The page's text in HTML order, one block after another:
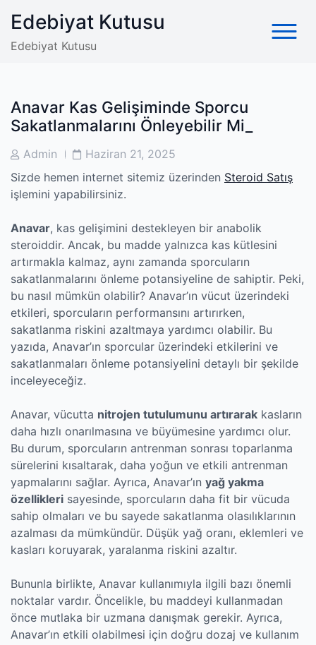
content
Edebiyat Kutusu
Edebiyat Kutusu
Anavar Kas Gelişiminde Sporcu
Sakatlanmalarını Önleyebilir Mi_
PostAdmin
PostHaziran 21, 2025
Sizde hemen internet sitemiz üzerinden Steroid Satış
işlemini yapabilirsiniz.
Anavar, kas gelişimini destekleyen bir anabolik
steroiddir. Ancak, bu madde yalnızca kas kütlesini
artırmakla kalmaz, aynı zamanda sporcuların
sakatlanmalarını önleme potansiyeline de sahiptir. Peki,
bu nasıl mümkün olabilir? Anavar’ın vücut üzerindeki
etkileri, sporcuların performansını artırırken,
sakatlanma riskini azaltmaya yardımcı olabilir. Bu
yazıda, Anavar’ın sporcular üzerindeki etkilerini ve
sakatlanmaları önleme potansiyelini detaylı bir şekilde
inceleyeceğiz.
Anavar, vücutta nitrojen tutulumunu artırarak kasların
daha hızlı onarılmasına ve büyümesine yardımcı olur.
Bu durum, sporcuların antrenman sonrası toparlanma
sürelerini kısaltarak, daha yoğun ve etkili antrenman
yapmalarını sağlar. Ayrıca, Anavar’ın yağ yakma
özellikleri sayesinde, sporcuların daha fit bir vücuda
sahip olmaları ve bu sayede sakatlanma olasılıklarının
azalması da mümkündür. Düşük yağ oranı, eklemleri ve
kasları koruyarak, yaralanma riskini azaltır.
Bununla birlikte, Anavar kullanımıyla ilgili bazı önemli
noktalar vardır. Öncelikle, bu maddeyi kullanmadan
önce mutlaka bir uzmana danışmak gerekir. Ayrıca,
Anavar’ın etkili olabilmesi için doğru dozaj ve kullanım